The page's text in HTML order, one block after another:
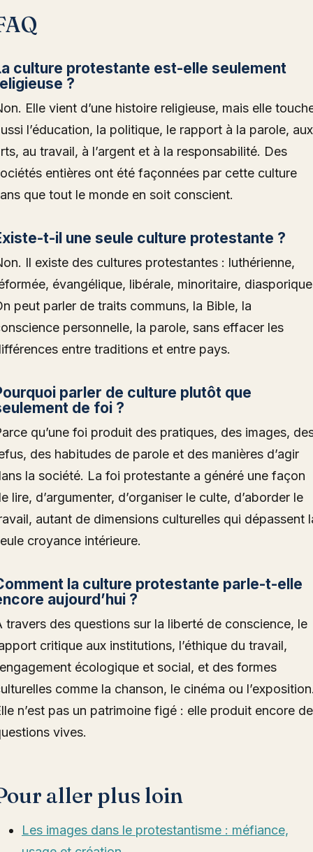
culture protestante est-elle seulement
?
Elle vient d’une histoire religieuse, mais elle
l’éducation, la politique, le rapport à la parole, aux
au travail, à l’argent et à la responsabilité. Des
entières ont été façonnées par cette culture
que tout le monde en soit conscient.
t-il une seule culture protestante ?
Il existe des cultures protestantes : luthérienne,
évangélique, libérale, minoritaire,
peut parler de traits communs, la Bible, la
personnelle, la parole, sans effacer les
entre traditions et entre pays.
parler de culture plutôt que
de foi ?
qu’une foi produit des pratiques, des images,
des habitudes de parole et des manières d’agir
la société. La foi protestante a généré une façon
lire, d’argumenter, d’organiser le culte, d’aborder le
autant de dimensions culturelles qui dépassent
croyance intérieure.
la culture protestante parle-t-elle
aujourd’hui ?
travers des questions sur la liberté de conscience, le
critique aux institutions, l’éthique du travail,
écologique et social, et des formes
comme la chanson, le cinéma ou
n’est pas un patrimoine figé : elle produit encore
vives.
aller plus loin
Les images dans le protestantisme : méfiance,